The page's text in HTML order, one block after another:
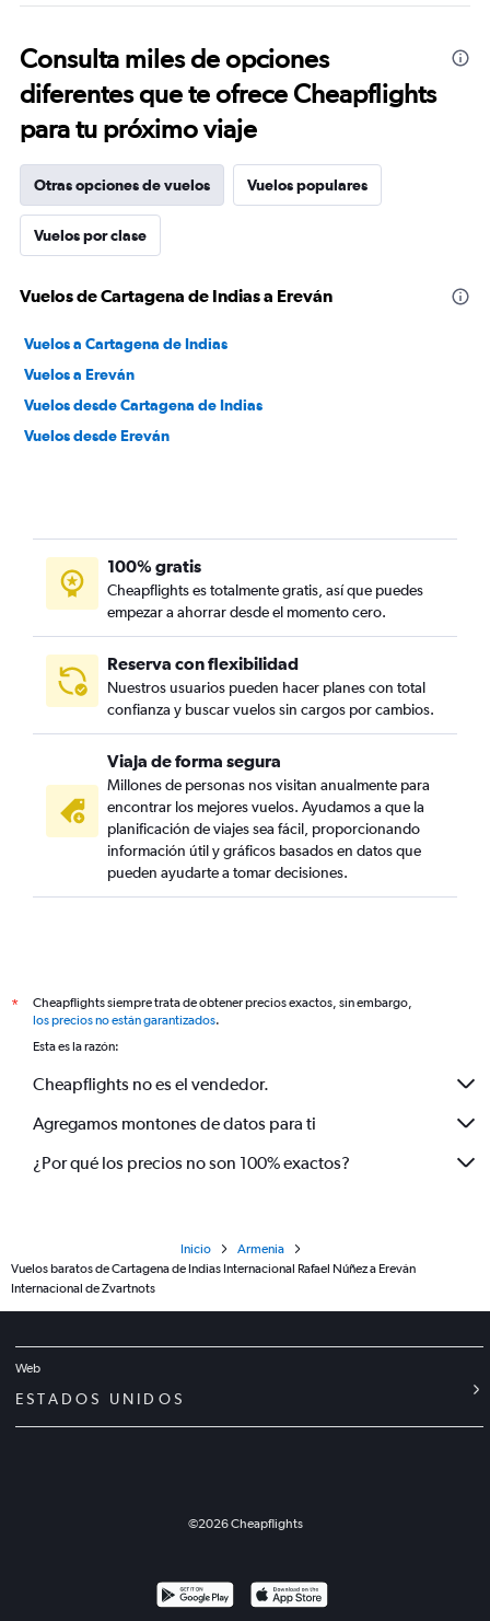
Consulta miles de opciones
diferentes que te ofrece Cheapflights
para tu próximo viaje
Otras opciones de vuelos Vuelos populares
Vuelos por clase
Vuelos de Cartagena de Indias a Ereván
Vuelos a Cartagena de Indias
Vuelos a Ereván
Vuelos desde Cartagena de Indias
Vuelos desde Ereván
100% gratis
Cheapflights es totalmente gratis, así que puedes
empezar a ahorrar desde el momento cero.
Reserva con flexibilidad
Nuestros usuarios pueden hacer planes con total
confianza y buscar vuelos sin cargos por cambios.
Viaja de forma segura
Millones de personas nos visitan anualmente para
encontrar los mejores vuelos. Ayudamos a que la
planificación de viajes sea fácil, proporcionando
información útil y gráficos basados en datos que
pueden ayudarte a tomar decisiones.
*
Cheapflights siempre trata de obtener precios exactos, sin embargo,
los precios no están garantizados.
Esta es la razón:
Cheapflights no es el vendedor.
Agregamos montones de datos para ti
¿Por qué los precios no son 100% exactos?
Inicio
Armenia
Vuelos baratos de Cartagena de Indias Internacional Rafael Núñez a Ereván
Internacional de Zvartnots
Web
ESTADOS UNIDOS
©2026Cheapflights